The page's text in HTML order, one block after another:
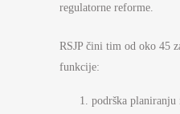
regulatorne reforme.
RSJP čini tim od oko 45
funkcije:
podrška